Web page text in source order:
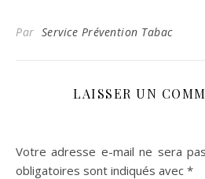
Par Service Prévention Tabac
LAISSER UN
Votre adresse e-mail ne sera
obligatoires sont indiqués avec *